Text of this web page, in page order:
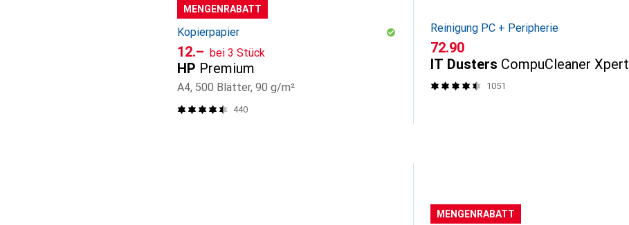
MENGENRABATT
Kopierpapier
CHF
12.– bei 3 Stück
HP Premium
A4, 500 Blätter, 90 g/m²
440
Reinigung PC + Peripherie
CHF
72.90
IT Dusters CompuCleaner Xpert
1051
MENGENRABATT